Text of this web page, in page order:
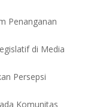
Penanganan
di Media
Persepsi
Komunitas